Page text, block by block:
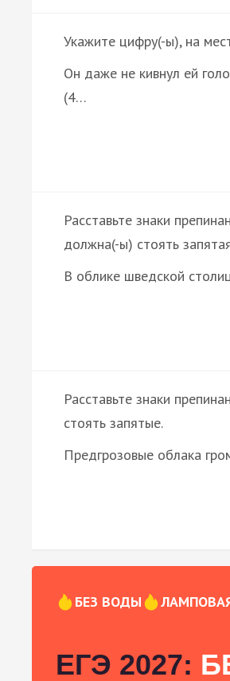
Укажите цифру(-ы), на
Он даже не кивнул ей
(4…
Расставьте знаки
должна(-ы) стоять
В облике шведской
Расставьте знаки
стоять запятые.
Предгрозовые облака
БЕЗ ВОДЫ
ЕГЭ 2027: